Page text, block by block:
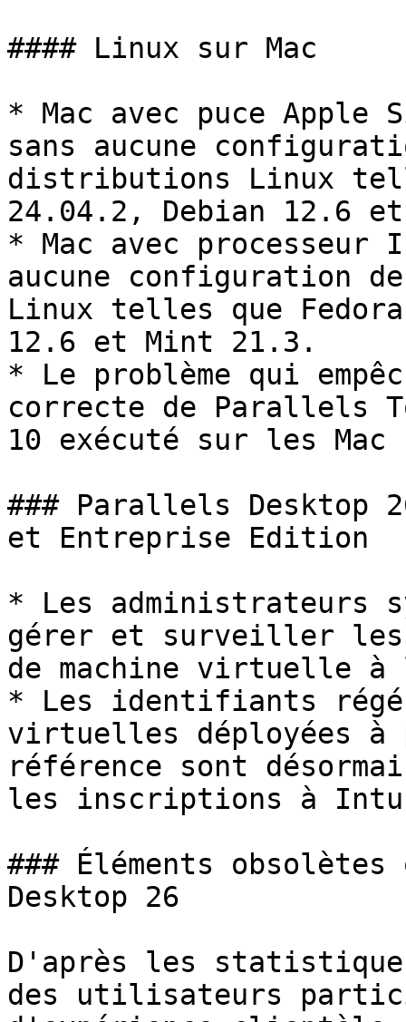
#### Linux sur Mac
* Mac avec puce
sans aucune
distributions Linux
24.04.2, Debian 12.6
* Mac avec
aucune configuration
Linux telles que
12.6 et Mint 21.3.
* Le problème qui
correcte de Parallels
10 exécuté sur les
### Parallels Desktop
et Entreprise Edition
* Les administrateurs
gérer et surveiller
de machine virtuelle
* Les identifiants
virtuelles déployées à
référence sont
les inscriptions à
### Éléments
Desktop 26
D'après les
des utilisateurs